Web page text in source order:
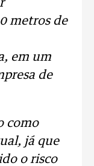
metros de
em um
de
como
já que
o risco